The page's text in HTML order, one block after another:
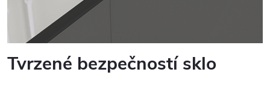
Tvrzené bezpečností sklo